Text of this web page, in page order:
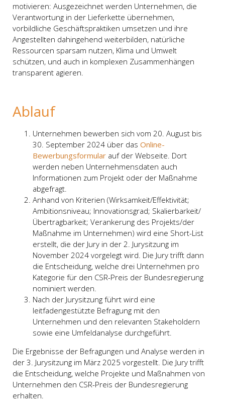
motivieren: Ausgezeichnet werden Unternehmen, die
Verantwortung in der Lieferkette übernehmen,
vorbildliche Geschäftspraktiken umsetzen und ihre
Angestellten dahingehend weiterbilden, natürliche
Ressourcen sparsam nutzen, Klima und Umwelt
schützen, und auch in komplexen Zusammenhängen
transparent agieren.
Ablauf
Unternehmen bewerben sich vom 20. August bis
30. September 2024 über das Online-
Bewerbungsformular auf der Webseite. Dort
werden neben Unternehmensdaten auch
Informationen zum Projekt oder der Maßnahme
abgefragt.
Anhand von Kriterien (Wirksamkeit/Effektivität;
Ambitionsniveau; Innovationsgrad; Skalierbarkeit/
Übertragbarkeit; Verankerung des Projekts/der
Maßnahme im Unternehmen) wird eine Short-List
erstellt, die der Jury in der 2. Jurysitzung im
November 2024 vorgelegt wird. Die Jury trifft dann
die Entscheidung, welche drei Unternehmen pro
Kategorie für den CSR-Preis der Bundesregierung
nominiert werden.
Nach der Jurysitzung führt wird eine
leitfadengestützte Befragung mit den
Unternehmen und den relevanten Stakeholdern
sowie eine Umfeldanalyse durchgeführt.
Die Ergebnisse der Befragungen und Analyse werden in
der 3. Jurysitzung im März 2025 vorgestellt. Die Jury trifft
die Entscheidung, welche Projekte und Maßnahmen von
Unternehmen den CSR-Preis der Bundesregierung
erhalten.